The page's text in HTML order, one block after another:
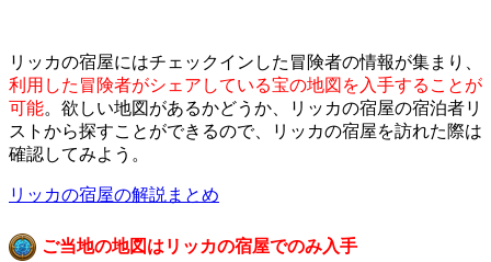
リッカの宿屋にはチェックインした冒険者の情報が集まり、
利用した冒険者がシェアしている宝の地図を入手することが
可能。欲しい地図があるかどうか、リッカの宿屋の宿泊者リ
ストから探すことができるので、リッカの宿屋を訪れた際は
確認してみよう。
リッカの宿屋の解説まとめ
ご当地の地図はリッカの宿屋でのみ入手